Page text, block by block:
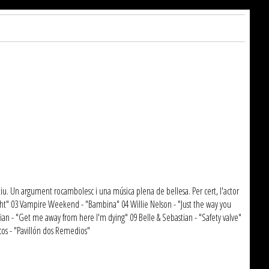
Un argument rocambolesc i una música plena de bellesa. Per cert, l'actor
03 Vampire Weekend - "Bambina" 04 Willie Nelson - "Just the way you
- "Get me away from here I'm dying" 09 Belle & Sebastian - "Safety valve"
- "Pavillón dos Remedios"